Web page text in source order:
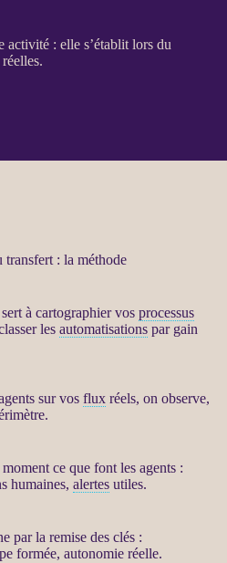
activité : elle s’établit lors du
transfert : la méthode
à cartographier vos processus
les automatisationspar gain
sur vos fluxréels, on observe,
ce que font les agents:
humaines, alertesutiles.
par la remise des clés :
formée, autonomie réelle.